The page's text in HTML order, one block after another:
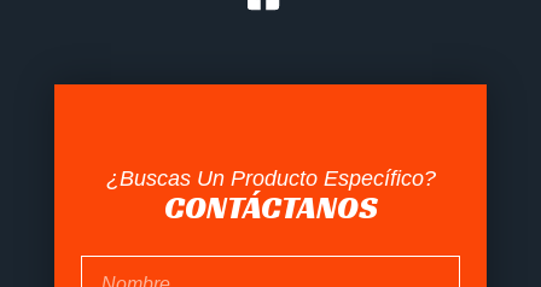
¿Buscas Un Producto Específico?
CONTÁCTANOS